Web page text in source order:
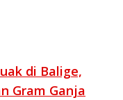
di Balige,
Gram Ganja